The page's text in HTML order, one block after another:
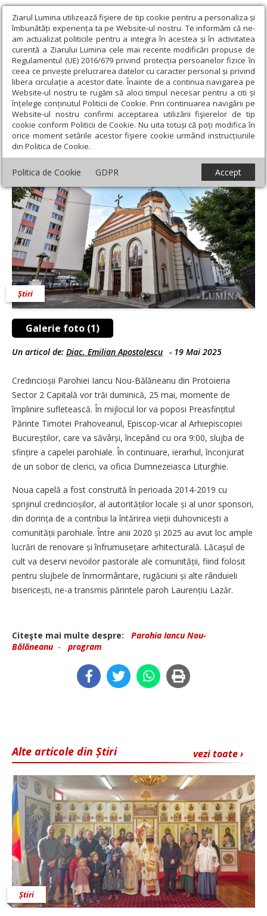
Ziarul Lumina utilizează fişiere de tip cookie pentru a personaliza și
îmbunătăți experiența ta pe Website-ul nostru. Te informăm că ne-
am actualizat politicile pentru a integra în acestea și în activitatea
curentă a Ziarului Lumina cele mai recente modificări propuse de
Regulamentul (UE) 2016/679 privind protecția persoanelor fizice în
ceea ce privește prelucrarea datelor cu caracter personal și privind
libera circulație a acestor date. Înainte de a continua navigarea pe
Website-ul nostru te rugăm să aloci timpul necesar pentru a citi și
înțelege conținutul Politicii de Cookie. Prin continuarea navigării pe
Website-ul nostru confirmi acceptarea utilizării fişierelor de tip
cookie conform Politicii de Cookie. Nu uita totuși că poți modifica în
orice moment setările acestor fişiere cookie urmând instrucțiunile
din Politica de Cookie.
Politica de Cookie GDPR Accept
Ziarul Lumina › Actualitate religioasă › Știri › Duminică va fi
sfințită capela Parohiei Iancu Nou-Bălăneanu
Duminică va fi sfințită capela Parohiei Iancu
Nou-Bălăneanu
Galerie foto (1)
Știri
Un articol de: Diac. Emilian Apostolescu - 19 Mai 2025
Credincioșii Parohiei Iancu Nou-Bălăneanu din Protoieria
Sector 2 Capitală vor trăi duminică, 25 mai, momente de
împlinire sufletească. În mijlocul lor va poposi Preasfințitul
Părinte Timotei Prahoveanul, Episcop-vicar al Arhiepiscopiei
Bucureștilor, care va săvârși, începând cu ora 9:00, slujba de
sfințire a capelei parohiale. În continuare, ierarhul, înconjurat
de un sobor de clerici, va oficia Dumnezeiasca Liturghie.
Noua capelă a fost construită în perioada 2014-2019 cu
sprijinul credincioșilor, al autorităților locale și al unor sponsori,
din dorința de a contribui la întărirea vieții duhovnicești a
comunității parohiale. Între anii 2020 și 2025 au avut loc ample
lucrări de renovare și înfrumusețare arhitecturală. Lăcașul de
cult va deservi nevoilor pastorale ale comunității, fiind folosit
pentru slujbele de înmormântare, rugăciuni și alte rânduieli
bisericești, ne-a transmis părintele paroh Laurențiu Lazăr.
Citeşte mai multe despre:
Parohia Iancu Nou-
Bălăneanu- program
vezi toate ›
Alte articole din Știri
Știri